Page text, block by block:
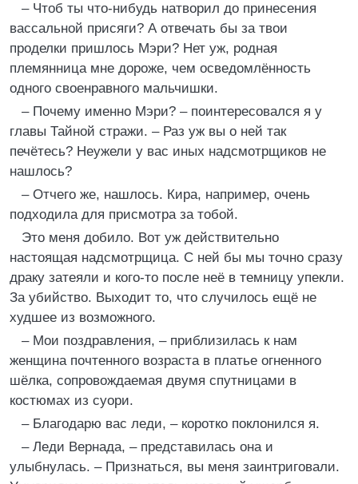
– Чтоб ты что-нибудь натворил до принесения
вассальной присяги? А отвечать бы за твои
проделки пришлось Мэри? Нет уж, родная
племянница мне дороже, чем осведомлённость
одного своенравного мальчишки.
– Почему именно Мэри? – поинтересовался я у
главы Тайной стражи. – Раз уж вы о ней так
печётесь? Неужели у вас иных надсмотрщиков не
нашлось?
– Отчего же, нашлось. Кира, например, очень
подходила для присмотра за тобой.
Это меня добило. Вот уж действительно
настоящая надсмотрщица. С ней бы мы точно сразу
драку затеяли и кого-то после неё в темницу упекли.
За убийство. Выходит то, что случилось ещё не
худшее из возможного.
– Мои поздравления, – приблизилась к нам
женщина почтенного возраста в платье огненного
шёлка, сопровождаемая двумя спутницами в
костюмах из суори.
– Благодарю вас леди, – коротко поклонился я.
– Леди Вернада, – представилась она и
улыбнулась. – Признаться, вы меня заинтриговали.